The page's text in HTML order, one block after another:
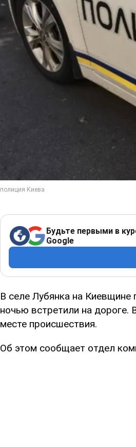
Будьте первыми в
Google
В селе Лубянка на Киевщине
ночью встретили на дороге.
месте происшествия.
Об этом сообщает отдел